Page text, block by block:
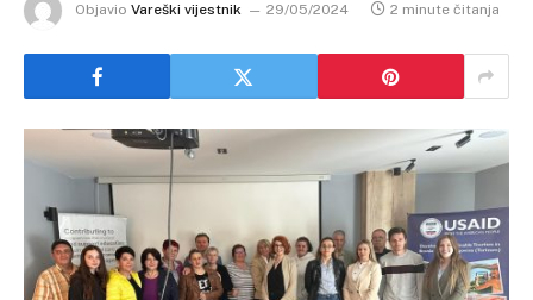
Objavio Vareški vijestnik 29/05/2024 2 minute čitanja